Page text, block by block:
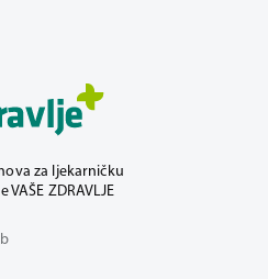
za ljekarničku
ZDRAVLJE